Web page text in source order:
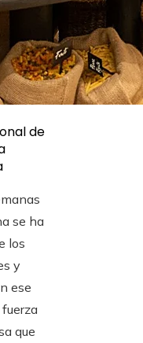
de
se ha
los
y
ese
que